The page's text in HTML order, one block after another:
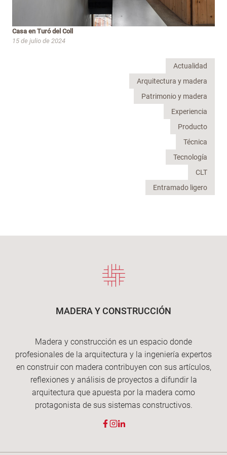
Casa en Turó del Coll
15 de julio de 2024
Actualidad
Arquitectura y madera
Patrimonio y madera
Experiencia
Producto
Técnica
Tecnología
CLT
Entramado ligero
MADERA Y CONSTRUCCIÓN
Madera y construcción es un espacio donde
profesionales de la arquitectura y la ingeniería expertos
en construir con madera contribuyen con sus artículos,
reflexiones y análisis de proyectos a difundir la
arquitectura que apuesta por la madera como
protagonista de sus sistemas constructivos.